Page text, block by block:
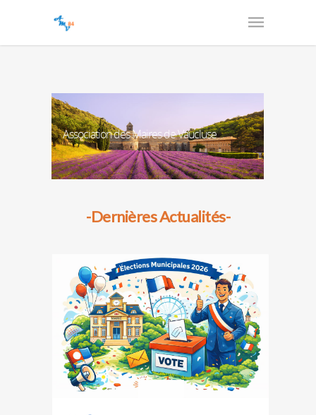
Association des Maires de Vaucluse
-Dernières Actualités-